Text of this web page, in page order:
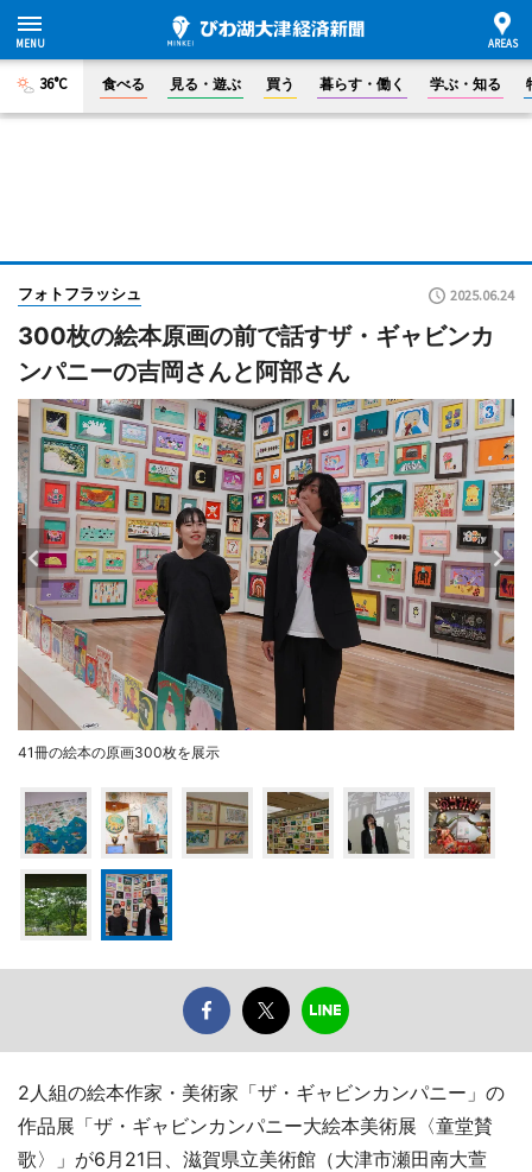
36°C 食べる 見る・遊ぶ 買う 暮らす・働く 学ぶ・知る
フォトフラッシュ 2025.06.24
300枚の絵本原画の前で話すザ・ギャビンカ
ンパニーの吉岡さんと阿部さん
41冊の絵本の原画300枚を展示
2人組の絵本作家・美術家「ザ・ギャビンカンパニー」の
作品展「ザ・ギャビンカンパニー大絵本美術展〈童堂賛
歌〉」が6月21日、滋賀県立美術館（大津市瀬田南大萱